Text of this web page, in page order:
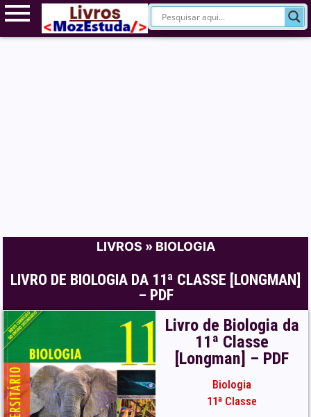
LIVROS » BIOLOGIA
LIVRO DE BIOLOGIA DA 11ª CLASSE [LONGMAN]
– PDF
Livro de Biologia da
11ª Classe
[Longman] – PDF
Biologia
11ª Classe